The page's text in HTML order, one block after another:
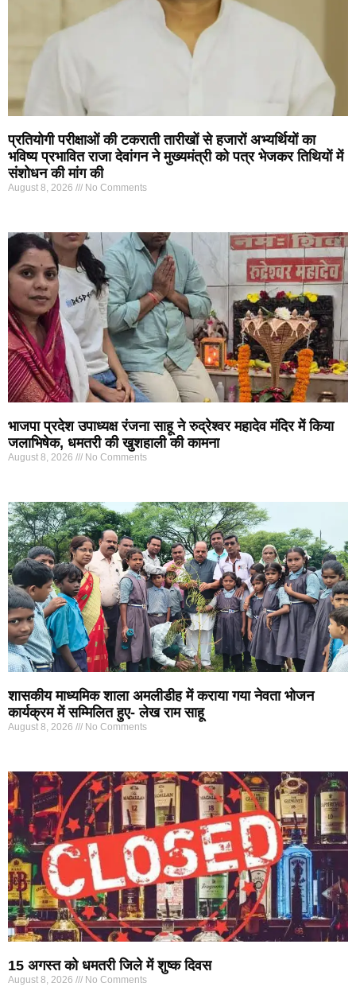
प्रतियोगी परीक्षाओं की टकराती तारीखों से हजारों अभ्यर्थियों का
भविष्य प्रभावित राजा देवांगन ने मुख्यमंत्री को पत्र भेजकर तिथियों में
संशोधन की मांग की
August 8, 2026 No Comments
भाजपा प्रदेश उपाध्यक्ष रंजना साहू ने रुद्रेश्वर महादेव मंदिर में किया
जलाभिषेक, धमतरी की खुशहाली की कामना
August 8, 2026 No Comments
शासकीय माध्यमिक शाला अमलीडीह में कराया गया नेवता भोजन
कार्यक्रम में सम्मिलित हुए- लेख राम साहू
August 8, 2026 No Comments
15 अगस्त को धमतरी जिले में शुष्क दिवस
August 8, 2026 No Comments